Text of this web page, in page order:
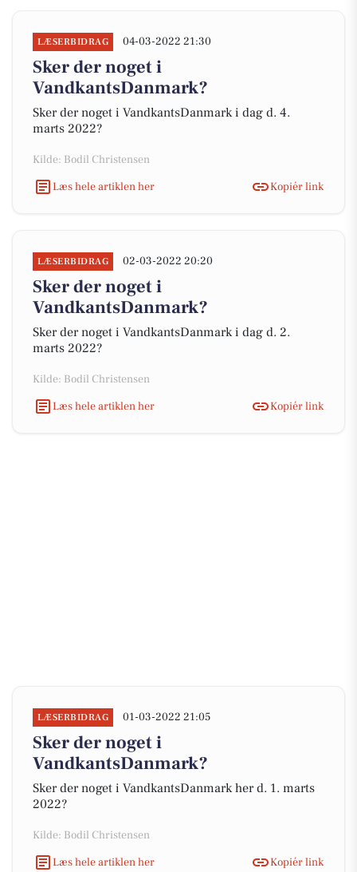
LÆSERBIDRAG 04-03-2022 21:30
Sker der noget i
VandkantsDanmark?
Sker der noget i VandkantsDanmark i dag d. 4.
marts 2022?
Kilde: Bodil Christensen
Læs hele artiklen her
Kopiér link
LÆSERBIDRAG 02-03-2022 20:20
Sker der noget i
VandkantsDanmark?
Sker der noget i VandkantsDanmark i dag d. 2.
marts 2022?
Kilde: Bodil Christensen
Læs hele artiklen her
Kopiér link
LÆSERBIDRAG 01-03-2022 21:05
Sker der noget i
VandkantsDanmark?
Sker der noget i VandkantsDanmark her d. 1. marts
2022?
Kilde: Bodil Christensen
Læs hele artiklen her
Kopiér link